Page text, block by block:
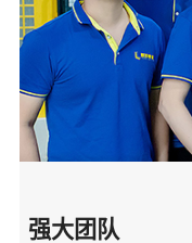
强大团队